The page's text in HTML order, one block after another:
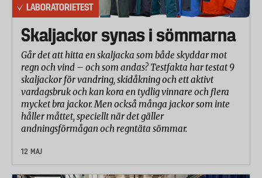
LABORATORIETEST
Skaljackor synas i sömmarna
Går det att hitta en skaljacka som både skyddar mot
regn och vind – och som andas? Testfakta har testat 9
skaljackor för vandring, skidåkning och ett aktivt
vardagsbruk och kan kora en tydlig vinnare och flera
mycket bra jackor. Men också många jackor som inte
håller måttet, speciellt när det gäller
andningsförmågan och regntäta sömmar.
12 MAJ